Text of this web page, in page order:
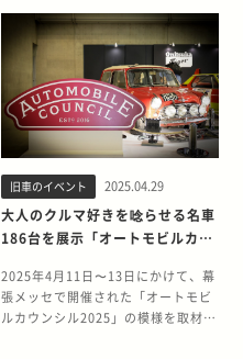
テスタロッサや512TR、光岡オロチ
のトミカを買ってもらったり、父親
の友だちが所有する日産スカイライ
ンGTS-R(R31型)に乗せてもらった
ことは覚えています。 頭の片隅にク
ルマがある…そんなレベルでした。
むしろ、機動戦士ガンダムや装甲騎
兵ボトムズといったロボットアニメ
やプラモデルに関心がありました
ね。 プラモデルにも興味があって、
組み立て書の分解図や解説を夢中に
なって呼んでいました。 いまの仕事
本的にメカっぽいものが好きなんで
しょうね。 久我さんのこれまでの愛
車遍歴を教えてください 父親と共同
に2ドアの「GT」を手に入れたんで
す。仲間たちからは「ATだと飽きる
からMTにしておけ」とアドバイス
されたこともあってMT車にしまし
た。このときはまだ若葉マーク(初心
者)だったこともあり、納車当日はエ
ンストの連続でしたね。そのうち慣
れましたが、最初の頃は「ATにすれ
ばよかったかも」と思ったもので
す。 実はこのスカイライン、専門の
ショップに依頼してオープンカーに
改造したんです。…といっても、初
ゃありませんよ。幌を開ければ完全
なオープンカーになるだけでなく、
トランクに収納できるように改造し
オーナーの方に「現在の愛車との
『別れ』を、あえて考えてもらう」
という企画を不定期で実施していき
ます。 今回は人生初の愛車である
「ハチロク」ことトヨタ スプリンタ
ー トレノを18歳のときに手に入れ、
以来15年間、大切に所有しているオ
ーナーの方を取材しました。 オーナ
ープロフィール 尾形隼です。年齢は
34歳、職業は会社員です。 所有する
クルマは、1986年式トヨタ スプリ
ンター トレノGT-V改(後期モデル)
です。所有歴は15年、オドメーター
上はおよそ30万キロ、手に入れてか
らは7万キロです。 クルマが好きに
ジックで少しずつフォーミュラカー
へと形作られ、やがて6輪F1タイレ
ルP34となった。 はじめのうちは信
じられなかったけれど、本当にハン
ドメイドなのだ。 プラモデルでいう
なら「フルスクラッチ」だ。 いつし
か6輪F1タイレルP34には命が吹き
リッターの隼のエンジンが搭載さ
れ、その動力はチェーンを介して後
輪に伝達される。 そして後方からは
うなりを上げる。 トランスミッショ
ン、サスペンション、ブレーキ、フ
ューエルライン･･･。 マシンとして
旧車のイベント 2025.04.29
大人のクルマ好きを唸らせる名車
186台を展示「オートモビルカウ
2025年4月11日〜13日にかけて、幕
張メッセで開催された「オートモビ
ルカウンシル2025」の模様を取材し